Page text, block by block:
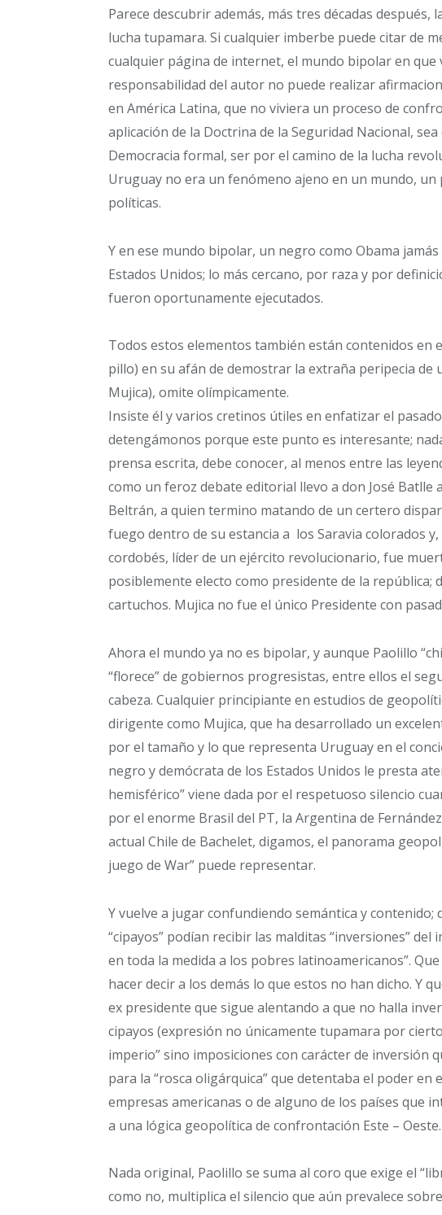
Parece descubrir además, más tres décadas después,
lucha tupamara. Si cualquier imberbe puede citar de
cualquier página de internet, el mundo bipolar en que
responsabilidad del autor no puede realizar
en América Latina, que no viviera un proceso de
aplicación de la Doctrina de la Seguridad Nacional,
Democracia formal, ser por el camino de la lucha
Uruguay no era un fenómeno ajeno en un mundo,
políticas.
Y en ese mundo bipolar, un negro como Obama
Estados Unidos; lo más cercano, por raza y por
fueron oportunamente ejecutados.
Todos estos elementos también están contenidos en
pillo) en su afán de demostrar la extraña peripecia de
Mujica), omite olímpicamente.
Insiste él y varios cretinos útiles en enfatizar el
detengámonos porque este punto es interesante;
prensa escrita, debe conocer, al menos entre las
como un feroz debate editorial llevo a don José Batlle
Beltrán, a quien termino matando de un certero
fuego dentro de su estancia a los Saravia colorados
cordobés, líder de un ejército revolucionario, fue
posiblemente electo como presidente de la república;
cartuchos. Mujica no fue el único Presidente con
Ahora el mundo ya no es bipolar, y aunque Paolillo
“florece” de gobiernos progresistas, entre ellos el
cabeza. Cualquier principiante en estudios de
dirigente como Mujica, que ha desarrollado un
por el tamaño y lo que representa Uruguay en el
negro y demócrata de los Estados Unidos le presta
hemisférico” viene dada por el respetuoso silencio
por el enorme Brasil del PT, la Argentina de
actual Chile de Bachelet, digamos, el panorama
juego de War” puede representar.
Y vuelve a jugar confundiendo semántica y
“cipayos” podían recibir las malditas “inversiones”
en toda la medida a los pobres latinoamericanos”.
hacer decir a los demás lo que estos no han dicho. Y
ex presidente que sigue alentando a que no halla
cipayos (expresión no únicamente tupamara por
imperio” sino imposiciones con carácter de inversión
para la “rosca oligárquica” que detentaba el poder en
empresas americanas o de alguno de los países que
a una lógica geopolítica de confrontación Este – Oeste.
Nada original, Paolillo se suma al coro que exige el
como no, multiplica el silencio que aún prevalece